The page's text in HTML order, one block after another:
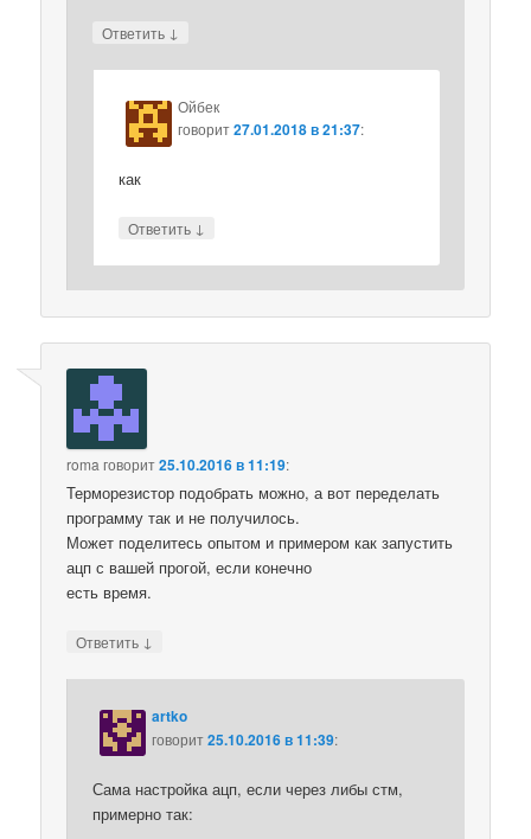
Ответить ↓
Ойбек
говорит 27.01.2018 в 21:37:
как
Ответить ↓
roma говорит25.10.2016 в 11:19:
Терморезистор подобрать можно, а вот переделать
программу так и не получилось.
Может поделитесь опытом и примером как запустить
ацп с вашей прогой, если конечно
есть время.
Ответить ↓
artko
говорит25.10.2016 в 11:39:
Сама настройка ацп, если через либы стм,
примерно так: